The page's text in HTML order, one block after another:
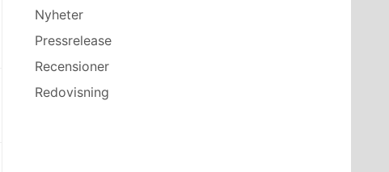
Nyheter
Pressrelease
Recensioner
Redovisning